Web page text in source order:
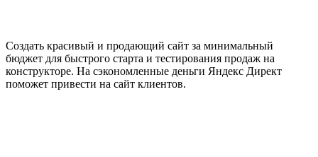
Создать красивый и продающий сайт за минимальный
бюджет для быстрого старта и тестирования продаж на
конструкторе. На сэкономленные деньги Яндекс Директ
поможет привести на сайт клиентов.